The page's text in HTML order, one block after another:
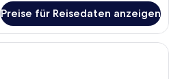
Preise für Reisedaten anzeigen
Eine Person in einem grünen Raum